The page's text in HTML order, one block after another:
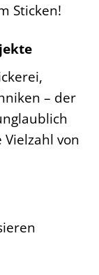
Sticken!
– der
von